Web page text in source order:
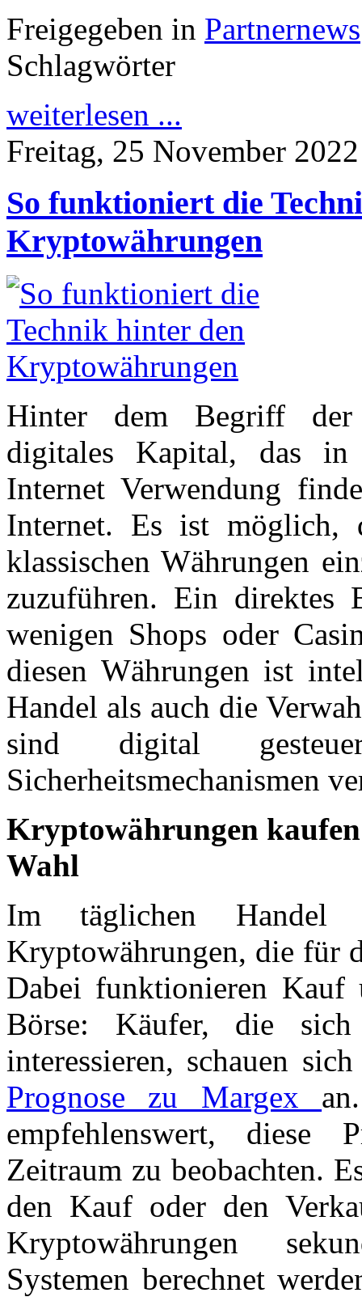
Freigegeben in Partnernews
Schlagwörter
weiterlesen ...
Freitag, 25 November
So funktioniert die
Kryptowährungen
Hinter dem Begriff der
digitales Kapital, das in
Internet Verwendung
Internet. Es ist möglich,
klassischen Währungen
zuzuführen. Ein direktes
wenigen Shops oder
diesen Währungen ist
Handel als auch die
sind digital
Sicherheitsmechanismen
Kryptowährungen
Wahl
Im täglichen
Kryptowährungen, die für
Dabei funktionieren
Börse: Käufer, die
interessieren, schauen
Prognose zu Margex
empfehlenswert, diese
Zeitraum zu beobachten.
den Kauf oder den
Kryptowährungen
Systemen berechnet